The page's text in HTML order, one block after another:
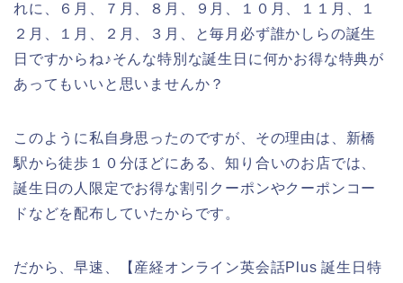
れに、６月、７月、８月、９月、１０月、１１月、１
２月、１月、２月、３月、と毎月必ず誰かしらの誕生
日ですからね♪そんな特別な誕生日に何かお得な特典が
あってもいいと思いませんか？
このように私自身思ったのですが、その理由は、新橋
駅から徒歩１０分ほどにある、知り合いのお店では、
誕生日の人限定でお得な割引クーポンやクーポンコー
ドなどを配布していたからです。
だから、早速、【産経オンライン英会話Plus 誕生日特